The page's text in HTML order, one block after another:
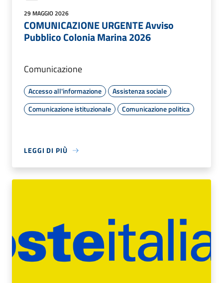
29 MAGGIO 2026
COMUNICAZIONE URGENTE Avviso
Pubblico Colonia Marina 2026
Comunicazione
Accesso all'informazione
Assistenza sociale
Comunicazione istituzionale
Comunicazione politica
LEGGI DI PIÙ